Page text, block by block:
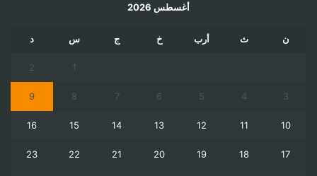
أغسطس 2026
ن ث أرب خ ج س د
1
2
3
4
5
6
7
8
9
10
11
12
13
14
15
16
17
18
19
20
21
22
23